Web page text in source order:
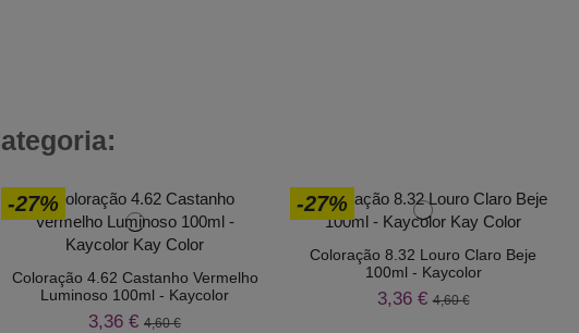
-27%
Coloração 4.62 Castanho Vermelho
Luminoso 100ml - Kaycolor
3,36 €4,60 €
-27%
Coloração 8.32 Louro Claro Beje
100ml - Kaycolor
3,36 €4,60 €